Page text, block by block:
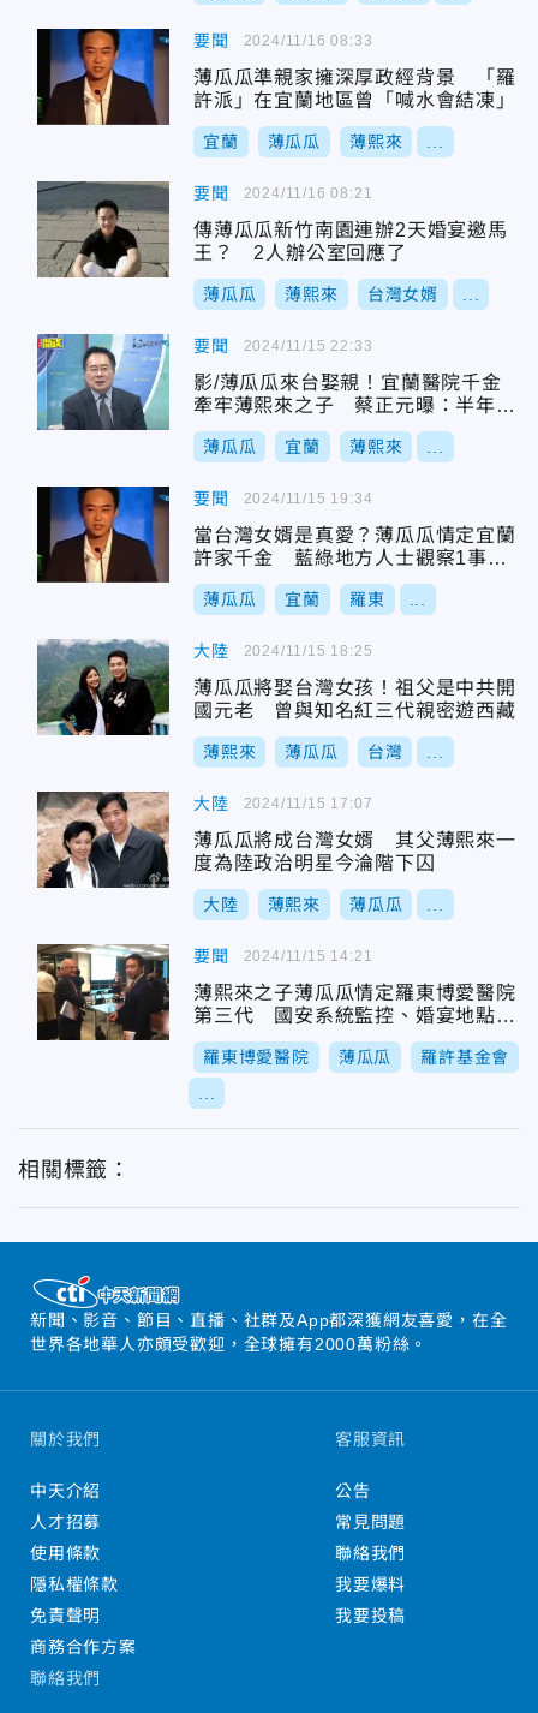
要聞
薄瓜瓜準親家擁深厚政經背景 「羅
許派」在宜蘭地區曾「喊水會結凍」
宜蘭 薄瓜瓜 薄熙來
2024/11/16 08:33
要聞
傳薄瓜瓜新竹南園連辦2天婚宴邀馬
王？ 2人辦公室回應了
薄瓜瓜 薄熙來 台灣女婿
2024/11/16 08:21
要聞
影/薄瓜瓜來台娶親！宜蘭醫院千金
牽牢薄熙來之子 蔡正元曝：半年前
就知道了
薄瓜瓜 宜蘭 薄熙來
2024/11/15 22:33
要聞
當台灣女婿是真愛？薄瓜瓜情定宜蘭
許家千金 藍綠地方人士觀察1事：
非關政治
薄瓜瓜 宜蘭 羅東
2024/11/15 19:34
大陸
薄瓜瓜將娶台灣女孩！祖父是中共開
國元老 曾與知名紅三代親密遊西藏
薄熙來 薄瓜瓜 台灣
2024/11/15 18:25
大陸
薄瓜瓜將成台灣女婿 其父薄熙來一
度為陸政治明星今淪階下囚
大陸 薄熙來 薄瓜瓜
2024/11/15 17:07
要聞
薄熙來之子薄瓜瓜情定羅東博愛醫院
第三代 國安系統監控、婚宴地點曝
光
羅東博愛醫院 薄瓜瓜 羅許基金會
2024/11/15 14:21
相關標籤：
新聞、影音、節目、直播、社群及App都深獲網友喜愛，在全
世界各地華人亦頗受歡迎，全球擁有2000萬粉絲。
關於我們
中天介紹
人才招募
使用條款
隱私權條款
免責聲明
商務合作方案
客服資訊
公告
常見問題
聯絡我們
我要爆料
我要投稿
聯絡我們